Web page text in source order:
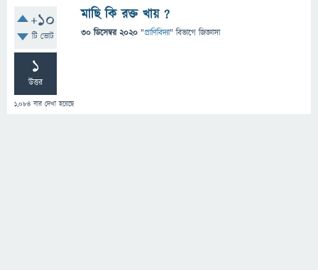
+10
টি ভোট
1
উত্তর
1,084 বার দেখা হয়েছে
মাছি কি রক্ত খায় ?
30 ডিসেম্বর 2020 "প্রাণিবিদ্যা" বিভাগে জিজ্ঞাসা